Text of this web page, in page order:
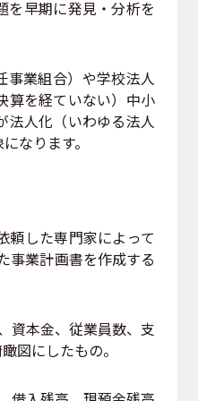
を早期に発見・分析を
業組合）や学校法人
算を経ていない）中小
法人化（いわゆる法人
なります。
した専門家によって
事業計画書を作成する
資本金、従業員数、支
図にしたもの。